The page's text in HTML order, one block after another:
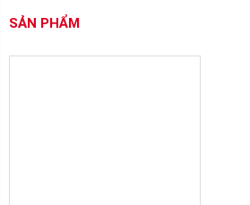
SẢN PHẨM